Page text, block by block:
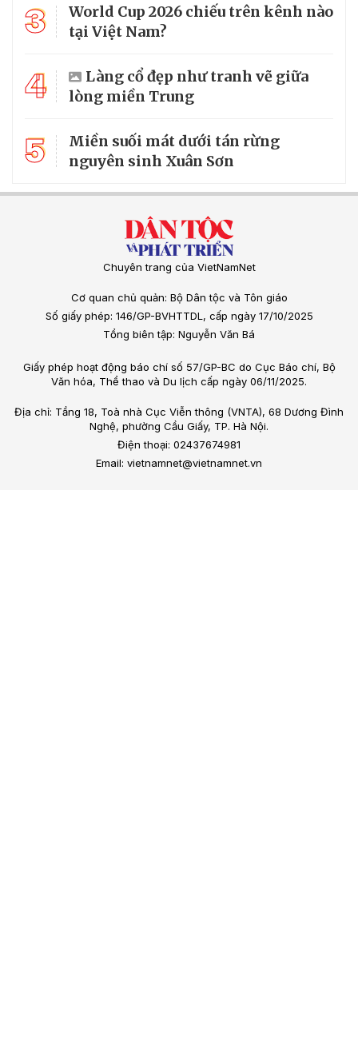
3
World Cup 2026 chiếu trên kênh nào
tại Việt Nam?
4
Làng cổ đẹp như tranh vẽ giữa
lòng miền Trung
5
Miền suối mát dưới tán rừng
nguyên sinh Xuân Sơn
Chuyên trang của VietNamNet
Cơ quan chủ quản: Bộ Dân tộc và Tôn giáo
Số giấy phép: 146/GP-BVHTTDL, cấp ngày 17/10/2025
Tổng biên tập: Nguyễn Văn Bá
Giấy phép hoạt động báo chí số 57/GP-BC do Cục Báo chí, Bộ
Văn hóa, Thể thao và Du lịch cấp ngày 06/11/2025.
Địa chỉ: Tầng 18, Toà nhà Cục Viễn thông (VNTA), 68 Dương Đình
Nghệ, phường Cầu Giấy, TP. Hà Nội.
Điện thoại: 02437674981
Email: vietnamnet@vietnamnet.vn